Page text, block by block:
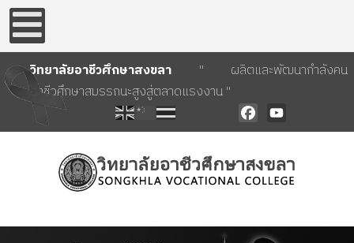
วิทยาลัยอาชีวศึกษาสงขลา " ผลิตและพัฒนากำลังคน
อาชีวศึกษาสมรรถนะสูงสู่ตลาดแรงงาน "
FacebookYouTube